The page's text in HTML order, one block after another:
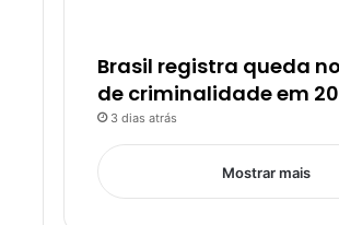
Brasil registra queda
de criminalidade em
3 dias atrás
Mostrar mais